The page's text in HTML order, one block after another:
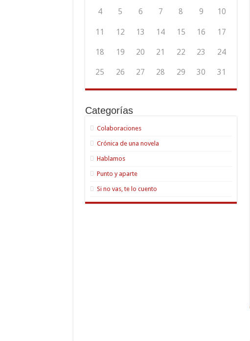
4 5 6 7 8 9 10
11 12 13 14 15 16 17
18 19 20 21 22 23 24
25 26 27 28 29 30 31
Categorías
Colaboraciones
Crónica de una novela
Hablamos
Punto y aparte
Si no vas, te lo cuento